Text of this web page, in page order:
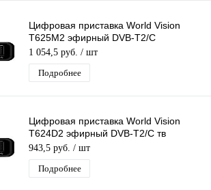
Цифровая приставка World Vision
T625M2 эфирный DVB-T2/C
бесплатное тв TV-тюнер медиаплеер
1 054,5 руб. / шт
Подробнее
Цифровая приставка World Vision
T624D2 эфирный DVB-T2/C тв
ресивер бесплатное тв TV-тюнер
медиаплеер
943,5 руб. / шт
Подробнее